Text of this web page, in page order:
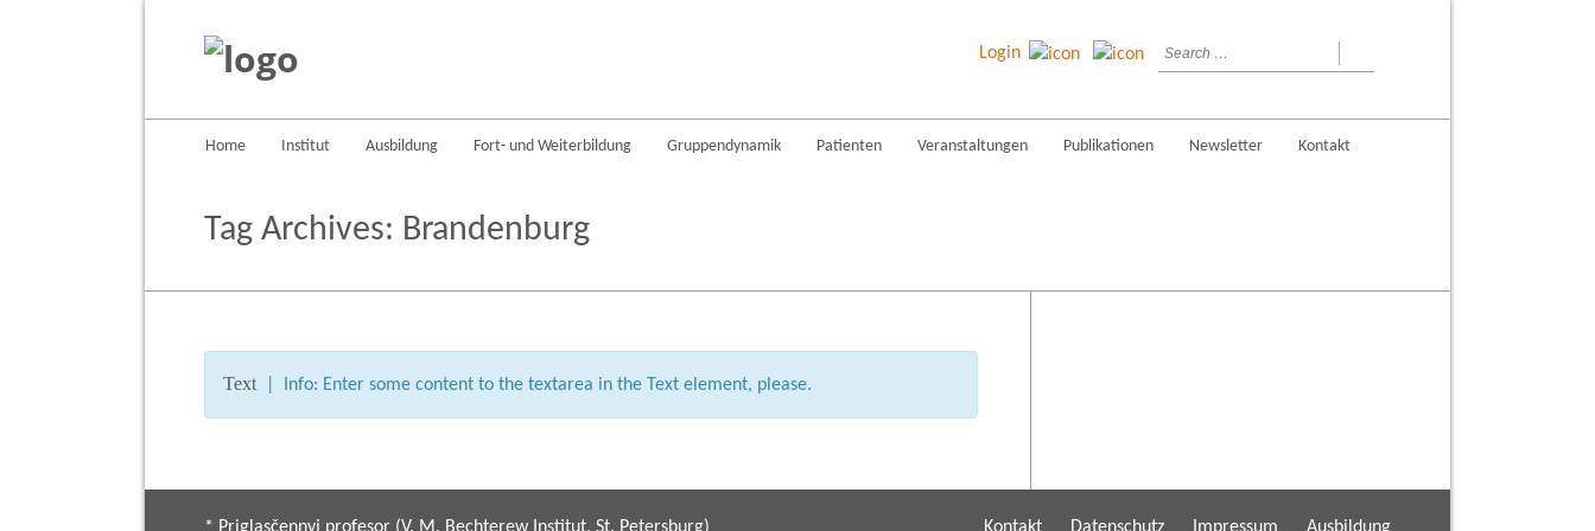
Login
Home Institut Ausbildung Fort- und Weiterbildung Gruppendynamik Patienten Veranstaltungen Publikationen Newsletter Kontakt
Tag Archives: Brandenburg
Text| Info: Enter some content to the textarea in the Text element, please.